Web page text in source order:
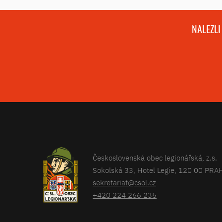
Československá obec legionářská, z.s.
Sokolská 33, Hotel Legie, 120 00
sekretariat@csol.cz
+420 224 266 235